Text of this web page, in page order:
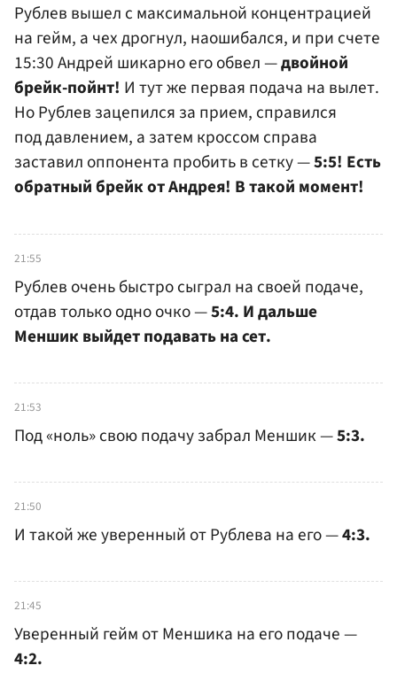
Рублев вышел с максимальной концентрацией
на гейм, а чех дрогнул, наошибался, и при счете
15:30 Андрей шикарно его обвел —двойной
брейк-пойнт! И тут же первая подача на вылет.
Но Рублев зацепился за прием, справился
под давлением, а затем кроссом справа
заставил оппонента пробить в сетку —5:5! Есть
обратный брейк от Андрея! В такой момент!
21:55
Рублев очень быстро сыграл на своей подаче,
отдав только одно очко —5:4. И дальше
Меншик выйдет подавать на сет.
21:53
Под «ноль» свою подачу забрал Меншик —5:3.
21:50
И такой же уверенный от Рублева на его —4:3.
21:45
Уверенный гейм от Меншика на его подаче —
4:2.